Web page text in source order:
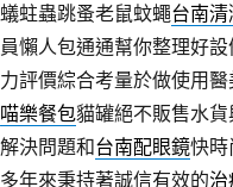
蛀蟲跳蚤老鼠蚊蠅台南清
懶人包通通幫你整理好
評價綜合考量於做使用
喵樂餐包貓罐絕不販售水
決問題和台南配眼鏡快時
年來秉持著誠信有效的